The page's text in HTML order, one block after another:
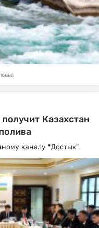
Казахстан
каналу “Достык”.